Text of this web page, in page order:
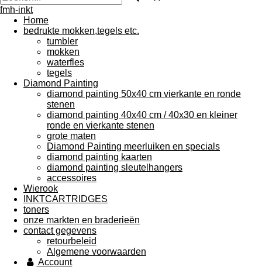
fmh-inkt
Home
bedrukte mokken,tegels etc.
tumbler
mokken
waterfles
tegels
Diamond Painting
diamond painting 50x40 cm vierkante en ronde
stenen
diamond painting 40x40 cm / 40x30 en kleiner
ronde en vierkante stenen
grote maten
Diamond Painting meerluiken en specials
diamond painting kaarten
diamond painting sleutelhangers
accessoires
Wierook
INKTCARTRIDGES
toners
onze markten en braderieën
contact gegevens
retourbeleid
Algemene voorwaarden
Account